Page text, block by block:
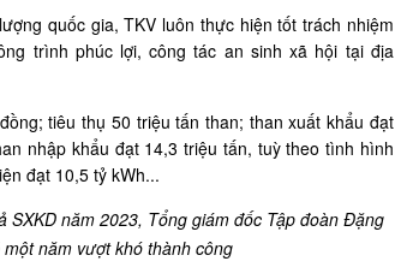
quốc gia, TKV luôn thực hiện tốt trách nhiệm
trình phúc lợi, công tác an sinh xã hội tại địa
tiêu thụ 50 triệu tấn than; than xuất khẩu đạt
nhập khẩu đạt 14,3 triệu tấn, tuỳ theo tình hình
đạt 10,5 tỷ kWh...
SXKD năm 2023, Tổng giám đốc Tập đoàn Đặng
năm vượt khó thành công